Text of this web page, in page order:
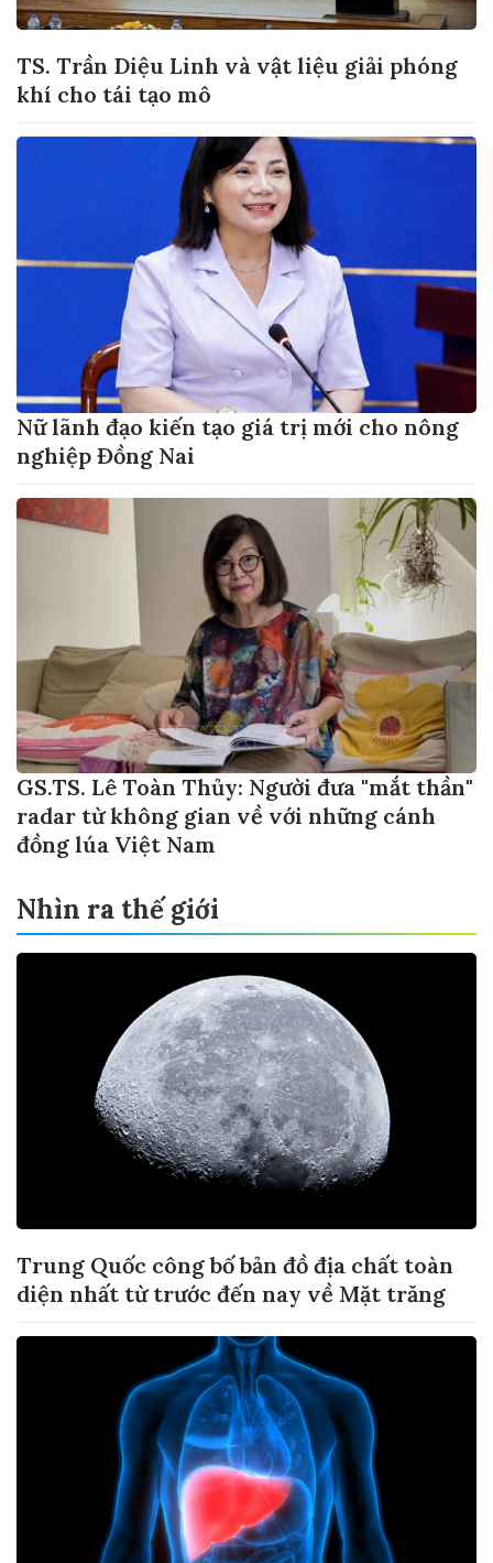
TS. Trần Diệu Linh và vật liệu giải phóng
khí cho tái tạo mô
Nữ lãnh đạo kiến tạo giá trị mới cho nông
nghiệp Đồng Nai
GS.TS. Lê Toàn Thủy: Người đưa "mắt thần"
radar từ không gian về với những cánh
đồng lúa Việt Nam
Nhìn ra thế giới
Trung Quốc công bố bản đồ địa chất toàn
diện nhất từ trước đến nay về Mặt trăng